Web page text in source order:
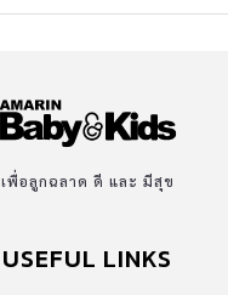
เพื่อลูกฉลาด ดี และ มีสุข
USEFUL LINKS